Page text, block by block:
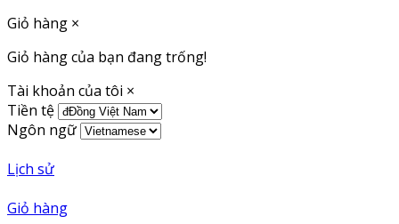
Giỏ hàng ×
Giỏ hàng của bạn đang trống!
Tài khoản của tôi ×
Tiền tệ
Ngôn ngữ
Lịch sử
Giỏ hàng